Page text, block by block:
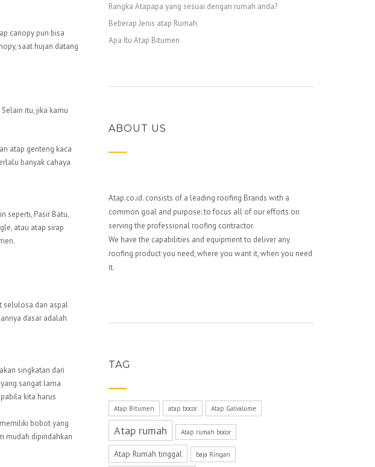
canopy pun bisa
saat hujan datang
itu, jika kamu
atap genteng kaca
banyak cahaya
seperti, Pasir Batu,
atau atap sirap
selulosa dan aspal
dasar adalah
singkatan dari
sangat lama
kita harus
bobot yang
mudah dipindahkan
Rangka Atapapa yang sesuai dengan rumah anda?
Beberap Jenis atap Rumah
Apa Itu Atap Bitumen
ABOUT US
Atap.co.id. consists of a leading roofing Brands with a
common goal and purpose: to focus all of our efforts on
serving the professional roofing contractor.
We have the capabilities and equipment to deliver any
roofing product you need, where you want it, when you need
it.
TAG
Atap Bitumen atap bocor Atap Galvalume
Atap rumah Atap rumah bocor
Atap Rumah tinggal baja Ringan